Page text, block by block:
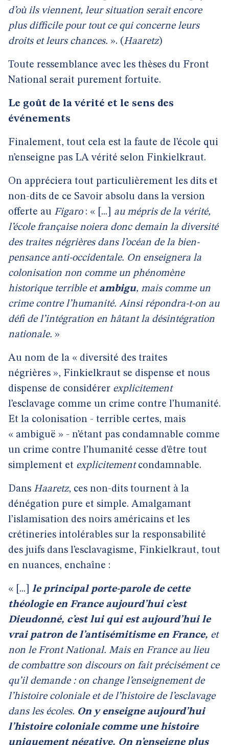
d’où ils viennent, leur situation serait encore
plus difficile pour tout ce qui concerne leurs
droits et leurs chances. ». (Haaretz)
Toute ressemblance avec les thèses du Front
National serait purement fortuite.
Le goût de la vérité et le sens des
événements
Finalement, tout cela est la faute de l’école qui
n’enseigne pas LA vérité selon Finkielkraut.
On appréciera tout particulièrement les dits et
non-dits de ce Savoir absolu dans la version
offerte au Figaro: « [...] au mépris de la vérité,
l’école française noiera donc demain la diversité
des traites négrières dans l’océan de la bien-
pensance anti-occidentale. On enseignera la
colonisation non comme un phénomène
historique terrible et ambigu, mais comme un
crime contre l’humanité. Ainsi répondra-t-on au
défi de l’intégration en hâtant la désintégration
nationale. »
Au nom de la « diversité des traites
négrières », Finkielkraut se dispense et nous
dispense de considérer explicitement
l’esclavage comme un crime contre l’humanité.
Et la colonisation - terrible certes, mais
« ambiguë » - n’étant pas condamnable comme
un crime contre l’humanité cesse d’être tout
simplement et explicitementcondamnable.
Dans Haaretz, ces non-dits tournent à la
dénégation pure et simple. Amalgamant
l’islamisation des noirs américains et les
crétineries intolérables sur la responsabilité
des juifs dans l’esclavagisme, Finkielkraut, tout
en nuances, enchaîne :
« [...] le principal porte-parole de cette
théologie en France aujourd’hui c’est
Dieudonné, c’est lui qui est aujourd’hui le
vrai patron de l’antisémitisme en France, et
non le Front National. Mais en France au lieu
de combattre son discours on fait précisément ce
qu’il demande : on change l’enseignement de
l’histoire coloniale et de l’histoire de l’esclavage
dans les écoles. On y enseigne aujourd’hui
l’histoire coloniale comme une histoire
uniquement négative. On n’enseigne plus